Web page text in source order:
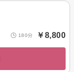
180分 ￥8,800